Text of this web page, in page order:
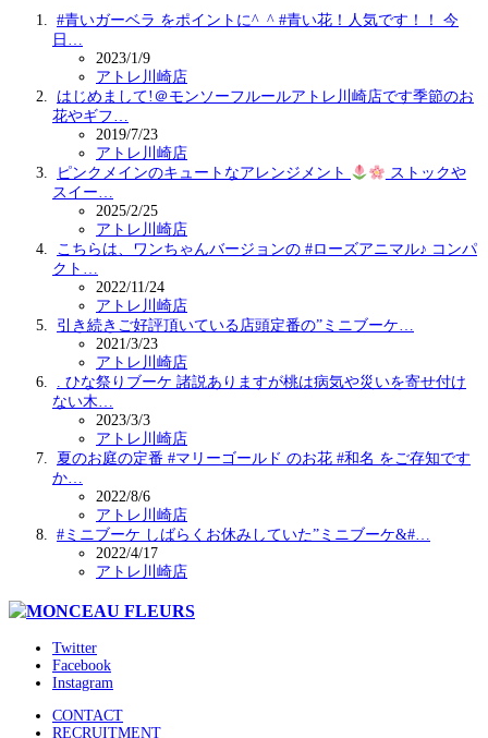
#青いガーベラ をポイントに^_^ #青い花！人気です！！ 今
日…
2023/1/9
アトレ川崎店
はじめまして!＠モンソーフルールアトレ川崎店です季節のお
花やギフ…
2019/7/23
アトレ川崎店
ピンクメインのキュートなアレンジメント
ストックや
スイー…
2025/2/25
アトレ川崎店
こちらは、ワンちゃんバージョンの #ローズアニマル♪ コンパ
クト…
2022/11/24
アトレ川崎店
引き続きご好評頂いている店頭定番の”ミニブーケ…
2021/3/23
アトレ川崎店
. ひな祭りブーケ 諸説ありますが桃は病気や災いを寄せ付け
ない木…
2023/3/3
アトレ川崎店
夏のお庭の定番 #マリーゴールド のお花 #和名 をご存知です
か…
2022/8/6
アトレ川崎店
#ミニブーケ しばらくお休みしていた”ミニブーケ&#…
2022/4/17
アトレ川崎店
Twitter
Facebook
Instagram
CONTACT
RECRUITMENT